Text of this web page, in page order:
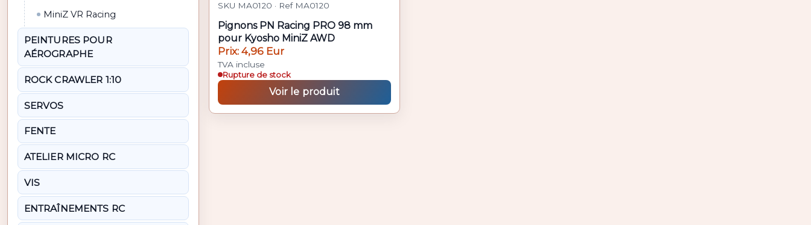
MiniZ VR Racing
PEINTURES POUR
AÉROGRAPHE
ROCK CRAWLER 1:10
SERVOS
FENTE
ATELIER MICRO RC
VIS
ENTRAÎNEMENTS RC
SKU MA0120 · Ref MA0120
Pignons PN Racing PRO 98 mm
pour Kyosho MiniZ AWD
Prix: 4,96 Eur
TVA incluse
Rupture de stock
Voir le produit